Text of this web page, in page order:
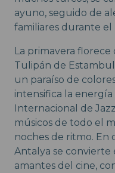
ayuno, seguido de
familiares durante el
La primavera florece
Tulipán de
un paraíso de
intensifica la energía
Internacional de
músicos de todo el
noches de ritmo. En
Antalya se convierte
amantes del cine,